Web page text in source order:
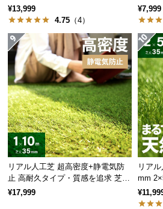
ー
お
知
ら
せ
ブ
ロ
グ
35mm 1×10m
¥13,999
4.75 （4）
求・U
¥7,999
リアル人工芝 超高密度+静電気防
止 高耐久タイプ・質感を追求 芝丈
35mm 1×10m
¥17,999
リア
mm
U字ピ